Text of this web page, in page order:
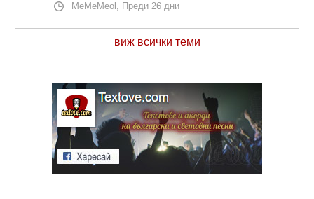
MeMeMeol, Преди 26 дни
виж всички теми